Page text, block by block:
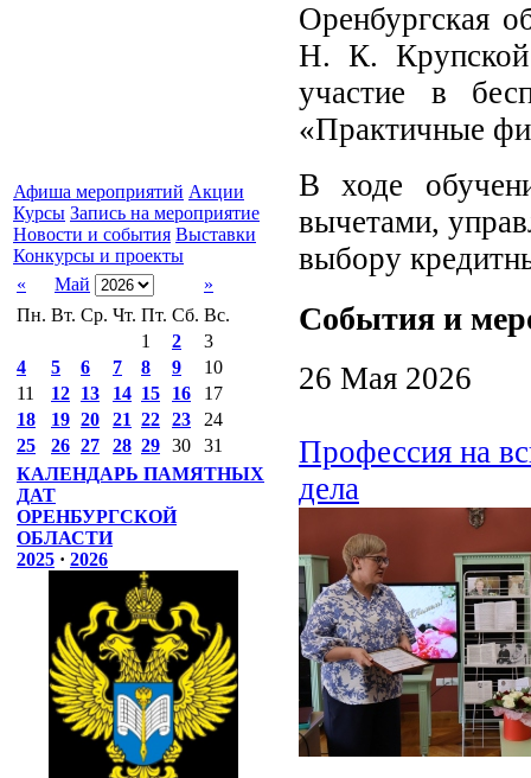
Афиша мероприятий Акции
Курсы Запись на мероприятие
Новости и события Выставки
Конкурсы и проекты
«
Май
»
Пн. Вт. Ср. Чт. Пт. Сб. Вс.
1
2
3
4
5 6 7 8 9
10
11
12 13 14 15 16
17
18
19 20 21 22 23
24
25
26 27 28 29 30
31
КАЛЕНДАРЬ ПАМЯТНЫХ
ДАТ
ОРЕНБУРГСКОЙ
ОБЛАСТИ
2025 · 2026
Оренбургская
Н. К. Крупской
участие в
«Практичные
В ходе
вычетами,
выбору
События и
26 Мая 2026
Профессия на
дела